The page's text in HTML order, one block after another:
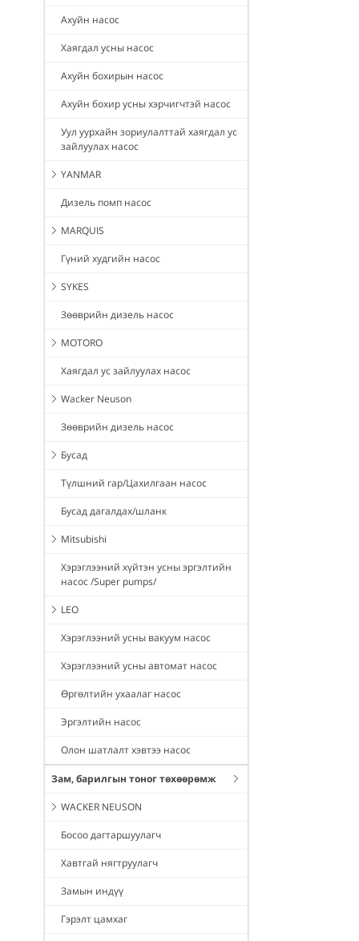
Ахуйн насос
Хаягдал усны насос
Ахуйн бохирын насос
Ахуйн бохир усны хэрчигчтэй насос
Уул уурхайн зориулалттай хаягдал ус
зайлуулах насос
YANMAR
Дизель помп насос
MARQUIS
Гүний худгийн насос
SYKES
Зөөврийн дизель насос
MOTORO
Хаягдал ус зайлуулах насос
Wacker Neuson
Зөөврийн дизель насос
Бусад
Түлшний гар/Цахилгаан насос
Бусад дагалдах/шланк
Mitsubishi
Хэрэглээний хүйтэн усны эргэлтийн
насос /Super pumps/
LEO
Хэрэглээний усны вакуум насос
Хэрэглээний усны автомат насос
Өргөлтийн ухаалаг насос
Эргэлтийн насос
Олон шатлалт хэвтээ насос
Зам, барилгын тоног төхөөрөмж
WACKER NEUSON
Босоо дагтаршуулагч
Хавтгай нягтруулагч
Замын индүү
Гэрэлт цамхаг